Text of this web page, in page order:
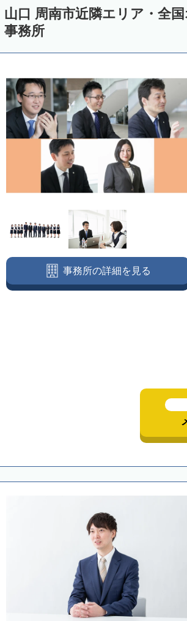
山口 周南市近隣エリア・全
事務所
事務所の詳細を見る